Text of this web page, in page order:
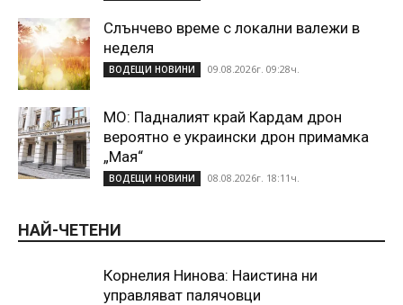
Слънчево време с локални валежи в
неделя
ВОДЕЩИ НОВИНИ 09.08.2026г. 09:28ч.
МО: Падналият край Кардам дрон
вероятно е украински дрон примамка
„Мая“
ВОДЕЩИ НОВИНИ 08.08.2026г. 18:11ч.
НАЙ-ЧЕТЕНИ
Корнелия Нинова: Наистина ни
управляват палячовци